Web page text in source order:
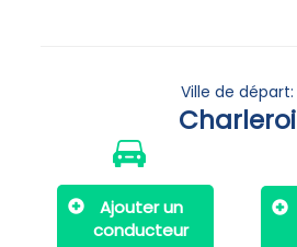
Ville de départ:
Charleroi
Ajouter un
conducteur